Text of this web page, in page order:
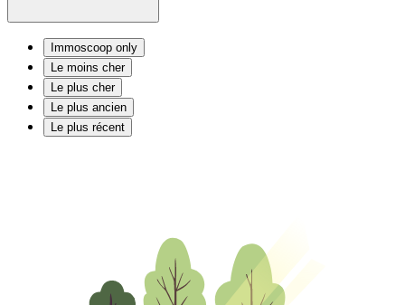
Immoscoop only
Le moins cher
Le plus cher
Le plus ancien
Le plus récent